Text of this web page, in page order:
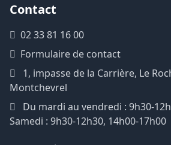
Contact
02 33 81 16 00
Formulaire de contact
1, impasse de la Carrière, Le
Montchevrel
Du mardi au vendredi : 9h30-
Samedi : 9h30-12h30, 14h00-17h00